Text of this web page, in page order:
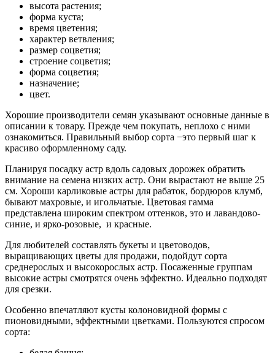
высота растения;
форма куста;
время цветения;
характер ветвления;
размер соцветия;
строение соцветия;
форма соцветия;
назначение;
цвет.
Хорошие производители семян указывают основные данные в
описании к товару. Прежде чем покупать, неплохо с ними
ознакомиться. Правильный выбор сорта −это первый шаг к
красиво оформленному саду.
Планируя посадку астр вдоль садовых дорожек обратить
внимание на семена низких астр. Они вырастают не выше 25
см. Хороши карликовые астры для рабаток, бордюров клумб,
бывают махровые, и игольчатые. Цветовая гамма
представлена широким спектром оттенков, это и лавандово-
синие, и ярко-розовые, и красные.
Для любителей составлять букеты и цветоводов,
выращивающих цветы для продажи, подойдут сорта
среднерослых и высокорослых астр. Посаженные группам
высокие астры смотрятся очень эффектно. Идеально подходят
для срезки.
Особенно впечатляют кусты колоновидной формы с
пионовидными, эффектными цветками. Пользуются спросом
сорта: